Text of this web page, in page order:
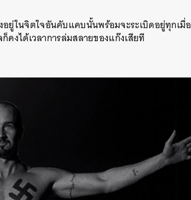
อยู่ในจิตใจอันคับแคบนั้นพร้อมจะระเบิดอยู่ทุกเมื่อ
คงได้เวลาการล่มสลายของแก๊งเสียที